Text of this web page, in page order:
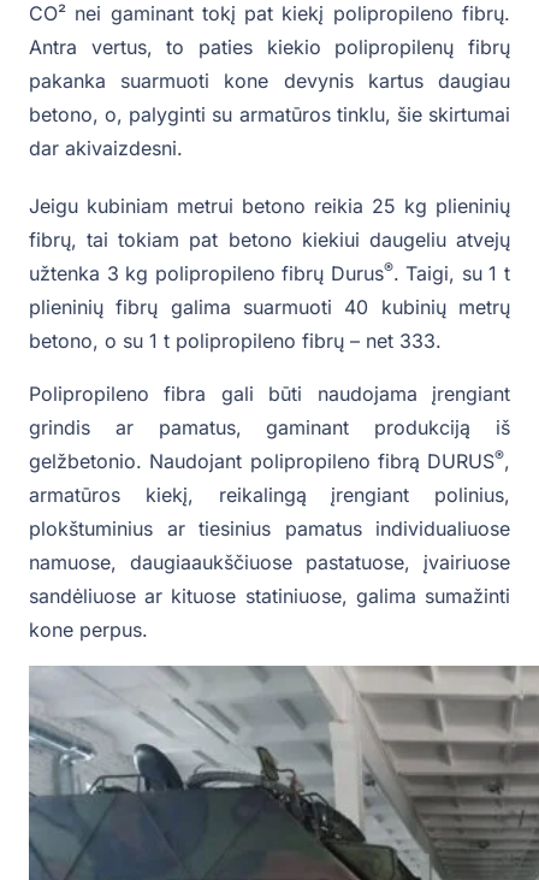
CO² nei gaminant tokį pat kiekį polipropileno fibrų.
Antra vertus, to paties kiekio polipropilenų fibrų
pakanka suarmuoti kone devynis kartus daugiau
betono, o, palyginti su armatūros tinklu, šie skirtumai
dar akivaizdesni.
Jeigu kubiniam metrui betono reikia 25 kg plieninių
fibrų, tai tokiam pat betono kiekiui daugeliu atvejų
užtenka 3 kg polipropileno fibrų Durus®. Taigi, su 1 t
plieninių fibrų galima suarmuoti 40 kubinių metrų
betono, o su 1 t polipropileno fibrų – net 333.
Polipropileno fibra gali būti naudojama įrengiant
grindis ar pamatus, gaminant produkciją iš
gelžbetonio. Naudojant polipropileno fibrą DURUS®,
armatūros kiekį, reikalingą įrengiant polinius,
plokštuminius ar tiesinius pamatus individualiuose
namuose, daugiaaukščiuose pastatuose, įvairiuose
sandėliuose ar kituose statiniuose, galima sumažinti
kone perpus.